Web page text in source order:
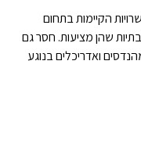
הקיימות בתחום
שהן מציעות. חסר גם
ואדריכלים בנוגע